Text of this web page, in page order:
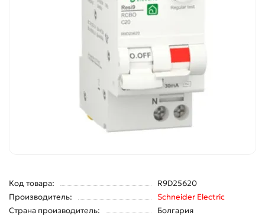
Код товара:
R9D25620
Производитель:
Schneider Electric
Страна производитель:
Болгария